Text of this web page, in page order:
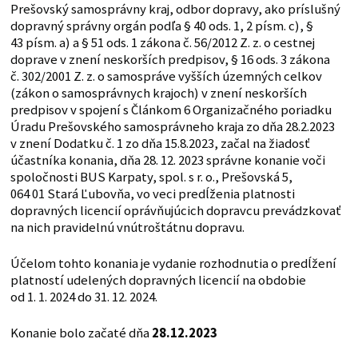
Prešovský samosprávny kraj, odbor dopravy, ako príslušný
dopravný správny orgán podľa § 40 ods. 1, 2 písm. c), §
43 písm. a) a § 51 ods. 1 zákona č. 56/2012 Z. z. o cestnej
doprave v znení neskorších predpisov, § 16 ods. 3 zákona
č. 302/2001 Z. z. o samospráve vyšších územných celkov
(zákon o samosprávnych krajoch) v znení neskorších
predpisov v spojení s Článkom 6 Organizačného poriadku
Úradu Prešovského samosprávneho kraja zo dňa 28.2.2023
v znení Dodatku č. 1 zo dňa 15.8.2023, začal na žiadosť
účastníka konania, dňa 28. 12. 2023 správne konanie voči
spoločnosti BUS Karpaty, spol. s r. o., Prešovská 5,
064 01 Stará Ľubovňa, vo veci predĺženia platnosti
dopravných licencií oprávňujúcich dopravcu prevádzkovať
na nich pravidelnú vnútroštátnu dopravu.
Účelom tohto konania je vydanie rozhodnutia o predĺžení
platností udelených dopravných licencií na obdobie
od 1. 1. 2024 do 31. 12. 2024.
Konanie bolo začaté dňa28.12.2023